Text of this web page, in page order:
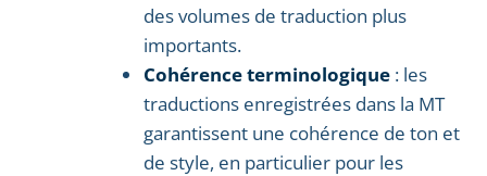
des volumes de traduction plus
importants.
Cohérence terminologique : les
traductions enregistrées dans la MT
garantissent une cohérence de ton et
de style, en particulier pour les